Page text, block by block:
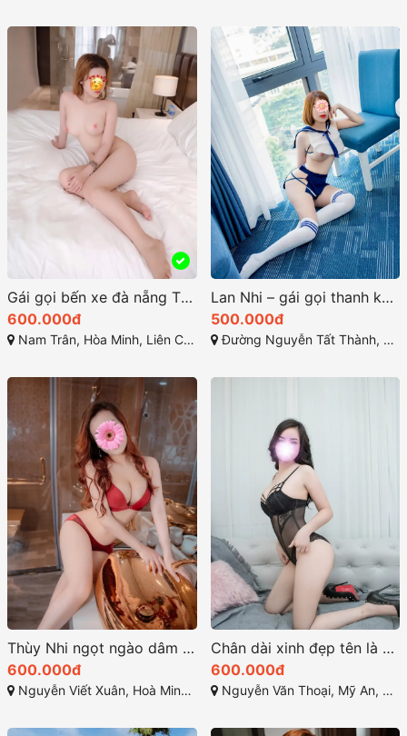
Gái gọi bến xe đà nẵng Thúy nhã đẹp cong cớn
600.000đ
Nam Trân, Hòa Minh, Liên Chiểu, Đà Nẵng
Lan Nhi – gái gọi thanh khê đà nẵng chất chơi
500.000đ
Đường Nguyễn Tất Thành, Thanh Khê, Hải Châu, Đà Nẵng
Thùy Nhi ngọt ngào dâm đãng thỏa mãn tình dục
600.000đ
Nguyễn Viết Xuân, Hoà Minh, Liên Chiểu, Đà Nẵng
Chân dài xinh đẹp tên là Ánh Ngọc ở Ngũ Hành Sơn
600.000đ
Nguyễn Văn Thoại, Mỹ An, Ngũ Hành Sơn, Đà Nẵng